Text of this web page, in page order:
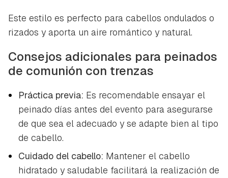
Este estilo es perfecto para cabellos ondulados o
rizados y aporta un aire romántico y natural.
Consejos adicionales para peinados
de comunión con trenzas
Práctica previa: Es recomendable ensayar el
peinado días antes del evento para asegurarse
de que sea el adecuado y se adapte bien al tipo
de cabello.
Cuidado del cabello: Mantener el cabello
hidratado y saludable facilitará la realización de